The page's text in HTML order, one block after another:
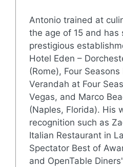
Antonio trained at
the age of 15 and has
prestigious
Hotel Eden –
(Rome), Four
Verandah at Four
Vegas, and Marco
(Naples, Florida). His
recognition such as
Italian Restaurant in
Spectator Best of
and OpenTable